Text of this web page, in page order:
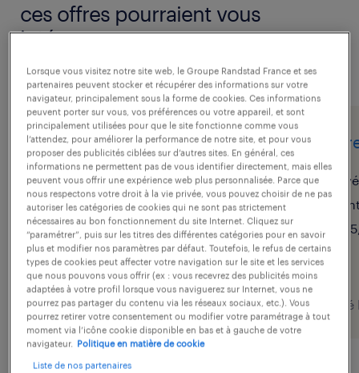
ces offres pourraient vous
intéresser.
voir toutes les offres
coffreur bancheur (f/h)
lempdes, puy-de-dôme
intérim
12,31 € par heure
publié le 29 juillet 2026
Lorsque vous visitez notre site web, le Groupe Randstad France et ses
partenaires peuvent stocker et récupérer des informations sur votre
navigateur, principalement sous la forme de cookies. Ces informations
peuvent porter sur vous, vos préférences ou votre appareil, et sont
principalement utilisées pour que le site fonctionne comme vous
l’attendez, pour améliorer la performance de notre site, et pour vous
proposer des publicités ciblées sur d’autres sites. En général, ces
informations ne permettent pas de vous identifier directement, mais elles
peuvent vous offrir une expérience web plus personnalisée. Parce que
nous respectons votre droit à la vie privée, vous pouvez choisir de ne pas
autoriser les catégories de cookies qui ne sont pas strictement
nécessaires au bon fonctionnement du site Internet. Cliquez sur
“paramétrer”, puis sur les titres des différentes catégories pour en savoir
plus et modifier nos paramètres par défaut. Toutefois, le refus de certains
types de cookies peut affecter votre navigation sur le site et les services
que nous pouvons vous offrir (ex : vous recevrez des publicités moins
adaptées à votre profil lorsque vous naviguerez sur Internet, vous ne
pourrez pas partager du contenu via les réseaux sociaux, etc.). Vous
pourrez retirer votre consentement ou modifier votre paramétrage à tout
moment via l’icône cookie disponible en bas et à gauche de votre
navigateur. Politique en matière de cookie
Liste de nos partenaires